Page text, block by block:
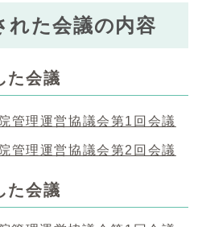
れた会議の内容
た会議
管理運営協議会第1回会議
管理運営協議会第2回会議
た会議